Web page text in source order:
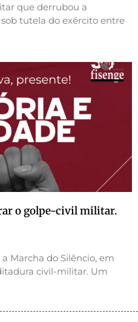
que derrubou a
tutela do exército entre
o golpe-civil militar.
Marcha do Silêncio, em
civil-militar. Um